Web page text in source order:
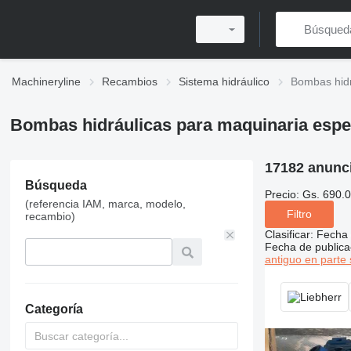
Machineryline Recambios Sistema hidráulico Bombas
Bombas hidráulicas para maquinaria
Búsqueda
(referencia IAM, marca, modelo,
recambio)
Categoría
17182
Precio: Gs.
Filtro
Clasificar: Fecha
Fecha de
antiguo en parte